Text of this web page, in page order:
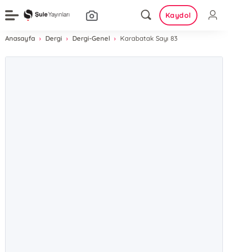
Kaydol
Anasayfa Dergi Dergi-Genel Karabatak Sayı 83